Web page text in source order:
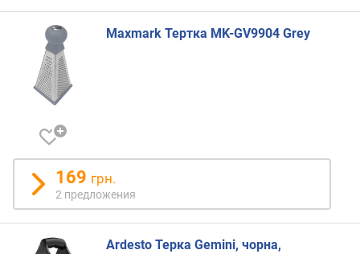
Maxmark Тертка MK-GV9904 Grey
169 грн.
2 предложения
Ardesto Терка Gemini, чорна,